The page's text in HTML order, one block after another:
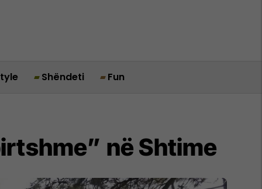
Shëndeti Fun
në Shtime